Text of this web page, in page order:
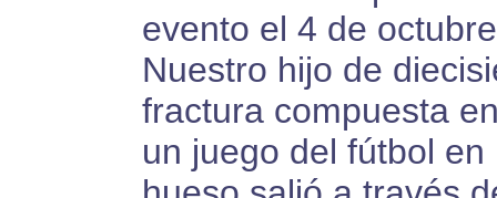
evento el 4 de
Nuestro hijo de
fractura compuesta
un juego del fútbol